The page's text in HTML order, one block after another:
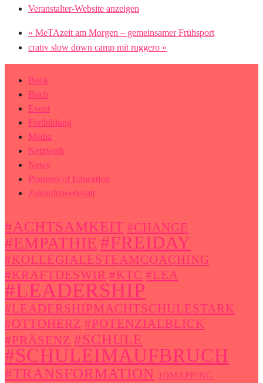
Veranstalter-Website anzeigen
« MeTAzeit am Morgen – gemeinsamer Frühsport
crativ slow down camp mit ruggero »
Book
Buch
Event
Fortbildung
Media
Netzwerk
News
Pioneers of Education
Zukunftswerkstatt
#ACHTSAMKEIT #CHANGE
#EMPATHIE #FREIDAY
#KOLLEGIALESTEAMCOACHING
#KRAFTDESWIR #KTC #LEA
#LEADERSHIP
#LEADERSHIPMACHTSCHULESTARK
#OTTOHERZ #POTENZIALBLICK
#PRÄSENZ #SCHULE
#SCHULEIMAUFBRUCH
#TRANSFORMATION 3DMAPPING